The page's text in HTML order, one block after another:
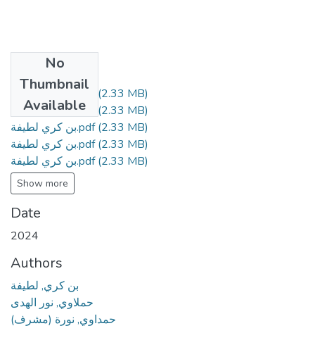
No
Thumbnail
Available
بن كري لطيفة.pdf (2.33 MB)
بن كري لطيفة.pdf (2.33 MB)
بن كري لطيفة.pdf(2.33 MB)
بن كري لطيفة.pdf(2.33 MB)
بن كري لطيفة.pdf(2.33 MB)
Show more
Date
2024
Authors
بن كري, لطيفة
حملاوي, نور الهدى
حمداوي, نورة (مشرف)